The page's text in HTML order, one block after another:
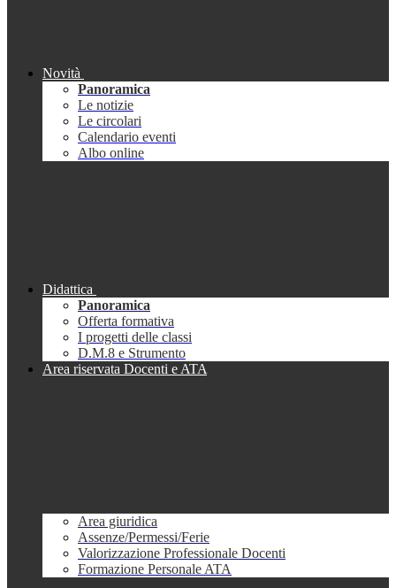
Novità
Panoramica
Le notizie
Le circolari
Calendario eventi
Albo online
Didattica
Panoramica
Offerta formativa
I progetti delle classi
D.M.8 e Strumento
Area riservata Docenti e ATA
Area giuridica
Assenze/Permessi/Ferie
Valorizzazione Professionale Docenti
Formazione Personale ATA